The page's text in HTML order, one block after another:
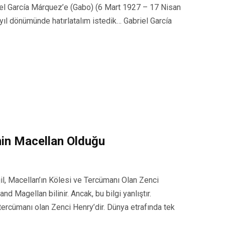
García Márquez’e (Gabo) (6 Mart 1927 – 17 Nisan
dönümünde hatırlatalım istedik… Gabriel García
Macellan Olduğu
Macellan’ın Kölesi ve Tercümanı Olan Zenci
Magellan bilinir. Ancak, bu bilgi yanlıştır.
olan Zenci Henry’dir. Dünya etrafında tek